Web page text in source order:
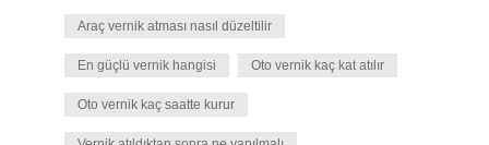
Araç vernik atması nasıl düzeltilir
En güçlü vernik hangisi Oto vernik kaç kat atılır
Oto vernik kaç saatte kurur